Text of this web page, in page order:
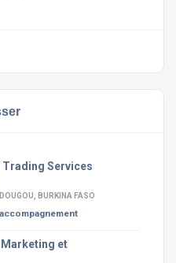
Trading Services
BURKINA FASO
Marketing et